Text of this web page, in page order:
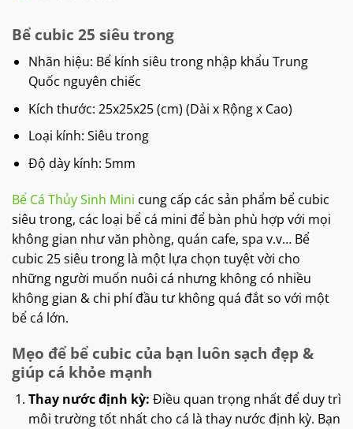
Bể cubic 25 siêu trong
Nhãn hiệu: Bể kính siêu trong nhập khẩu Trung
Quốc nguyên chiếc
Kích thước: 25x25x25 (cm) (Dài x Rộng x Cao)
Loại kính: Siêu trong
Độ dày kính: 5mm
Bể Cá Thủy Sinh Mini cung cấp các sản phẩm bể cubic
siêu trong, các loại bể cá mini để bàn phù hợp với mọi
không gian như văn phòng, quán cafe, spa v.v… Bể
cubic 25 siêu trong là một lựa chọn tuyệt vời cho
những người muốn nuôi cá nhưng không có nhiều
không gian & chi phí đầu tư không quá đắt so với một
bể cá lớn.
Mẹo để bể cubic của bạn luôn sạch đẹp &
giúp cá khỏe mạnh
Thay nước định kỳ: Điều quan trọng nhất để duy trì
môi trường tốt nhất cho cá là thay nước định kỳ. Bạn